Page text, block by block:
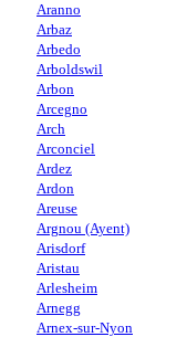
Aranno
Arbaz
Arbedo
Arboldswil
Arbon
Arcegno
Arch
Arconciel
Ardez
Ardon
Areuse
Argnou (Ayent)
Arisdorf
Aristau
Arlesheim
Arnegg
Arnex-sur-Nyon